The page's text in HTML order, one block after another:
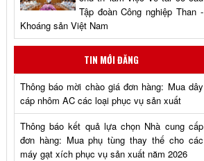
Tập đoàn Công nghiệp Than -
Khoáng sản Việt Nam
TIN MỚI ĐĂNG
Thông báo mời chào giá đơn hàng: Mua dây
cáp nhôm AC các loại phục vụ sản xuất
Thông báo kết quả lựa chọn Nhà cung cấp
đơn hàng: Mua phụ tùng thay thế cho các
máy gạt xích phục vụ sản xuất năm 2026